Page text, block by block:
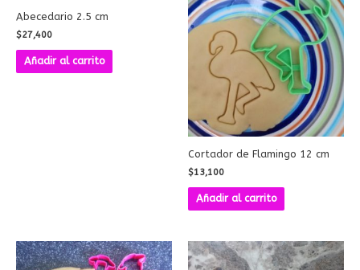
Abecedario 2.5 cm
$27,400
Añadir al carrito
Cortador de Flamingo 12 cm
$13,100
Añadir al carrito